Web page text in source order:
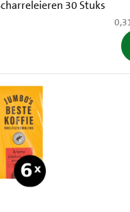
30 Stuks
€